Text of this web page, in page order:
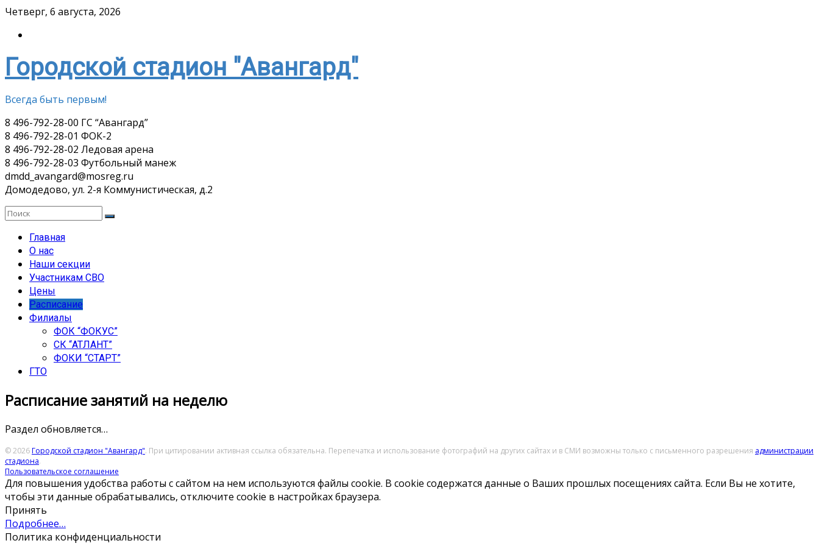
Skip
content
Четверг, 6 августа, 2026
Городской стадион "Авангард"
Всегда быть первым!
8 496-792-28-00 ГС “Авангард”
8 496-792-28-01 ФОК-2
8 496-792-28-02 Ледовая арена
8 496-792-28-03 Футбольный манеж
dmdd_avangard@mosreg.ru
Домодедово, ул. 2-я Коммунистическая, д.2
Главная
О нас
Наши секции
Участникам СВО
Цены
Расписание
Филиалы
ФОК “ФОКУС”
СК “АТЛАНТ”
ФОКИ “СТАРТ”
ГТО
Расписание занятий на неделю
Раздел обновляется…
© 2026Городской стадион "Авангард". При цитировании активная ссылка обязательна. Перепечатка и использование фотографий на других сайтах и в СМИ возможны только с письменного разрешения администрации
стадиона.
Пользовательское соглашение
Для повышения удобства работы с сайтом на нем используются файлы cookie. В cookie содержатся данные о Ваших прошлых посещениях сайта. Если Вы не хотите,
чтобы эти данные обрабатывались, отключите cookie в настройках браузера.
Принять
Подробнее…
Политика конфиденциальности